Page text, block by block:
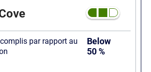
par rapport au
Below
50 %